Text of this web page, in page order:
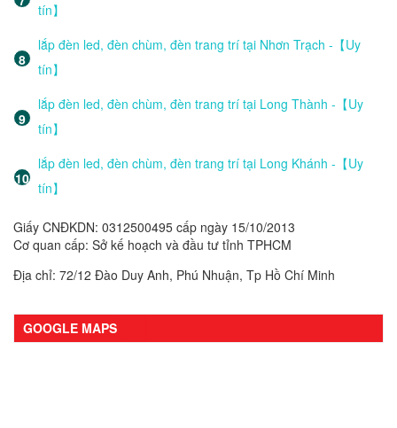
tín】
lắp đèn led, đèn chùm, đèn trang trí tại Nhơn Trạch -【Uy
tín】
lắp đèn led, đèn chùm, đèn trang trí tại Long Thành -【Uy
tín】
lắp đèn led, đèn chùm, đèn trang trí tại Long Khánh -【Uy
tín】
Giấy CNĐKDN: 0312500495 cấp ngày 15/10/2013
Cơ quan cấp: Sở kế hoạch và đầu tư tỉnh TPHCM
Địa chỉ: 72/12 Đào Duy Anh, Phú Nhuận, Tp Hồ Chí Minh
GOOGLE MAPS